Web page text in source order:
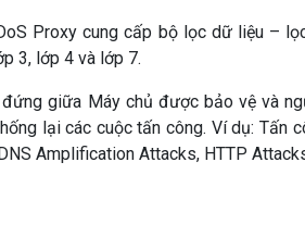
Proxy cung cấp bộ lọc dữ liệu –
3, lớp 4 và lớp 7.
giữa Máy chủ được bảo vệ và
lại các cuộc tấn công. Ví dụ: Tấn
Amplification Attacks, HTTP